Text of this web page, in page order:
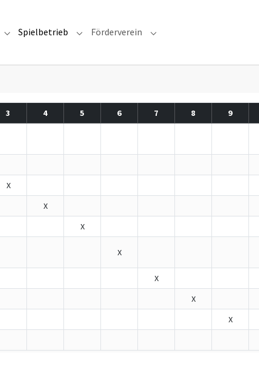
Submenu for "Jugend"
Spielbetrieb Submenu for "Spielbetrieb"
Förderverein Submenu for "Förderverein"
3 4 5 6 7 8 9
X
X
X
X
X
X
X